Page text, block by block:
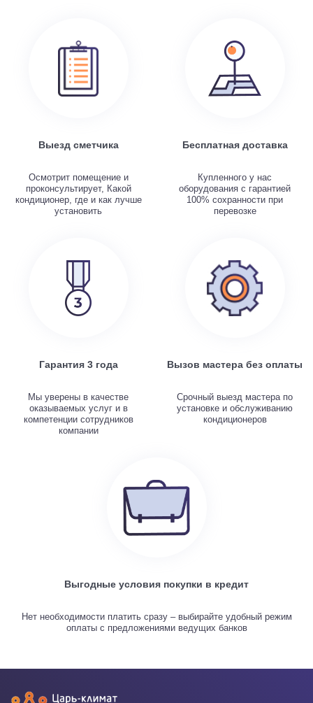
Выезд сметчика
Осмотрит помещение и
проконсультирует, Какой
кондиционер, где и как лучше
установить
Бесплатная доставка
Купленного у нас
оборудования с гарантией
100% сохранности при
перевозке
Гарантия 3 года
Мы уверены в качестве
оказываемых услуг и в
компетенции сотрудников
компании
Вызов мастера без оплаты
Срочный выезд мастера по
установке и обслуживанию
кондиционеров
Выгодные условия покупки в кредит
Нет необходимости платить сразу – выбирайте удобный режим
оплаты с предложениями ведущих банков